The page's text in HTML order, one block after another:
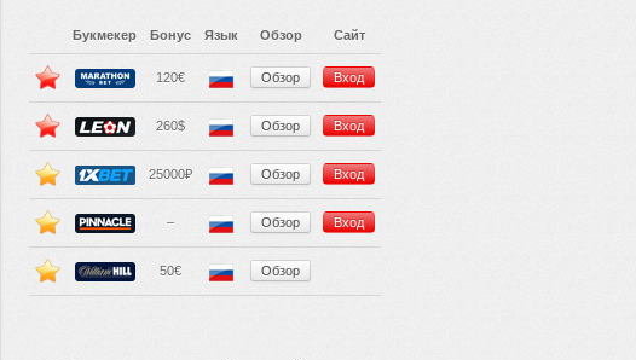
Букмекер Бонус Язык Обзор Сайт
120€ Обзор Вход
260$ Обзор Вход
25000₽ Обзор Вход
– Обзор Вход
50€ Обзор